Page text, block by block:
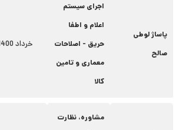
پاساژ لوطی
صالح
اجرای سیستم
اعلام و اطفا
حریق - اصلاحات
معماری و تامین
کالا
خرداد 1400
مشاوره، نظارت